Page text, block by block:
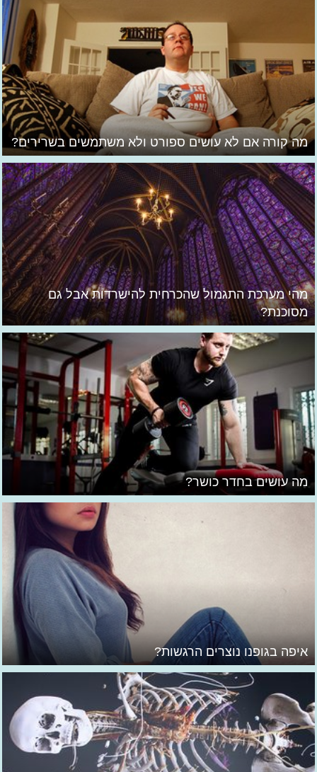
מה קורה אם לא עושים ספורט ולא משתמשים בשרירים?
מהי מערכת התגמול שהכרחית להישרדות אבל גם
מסוכנת?
מה עושים בחדר כושר?
איפה בגופנו נוצרים הרגשות?